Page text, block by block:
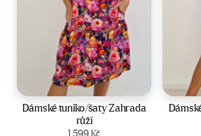
Velikost:44-50
Dámské tuniko/šaty Zahrada
růží
1 599Kč
Zobrazit produkt